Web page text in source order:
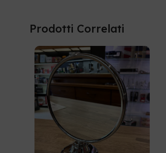
Prodotti Correlati